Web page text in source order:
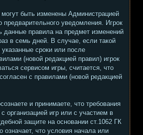
быть изменены Администрацией
предварительного уведомления. Игрок
данные правила на предмет изменений
в семь дней. В случае, если такой
сроки или после
(новой редакцией правил) игрок
сервисом игры, считается, что
с правилами (новой редакцией
и принимаете, что требования
организацией игр или с участием в
защите на основании ст.1062 ГК
означает, что условия начала или